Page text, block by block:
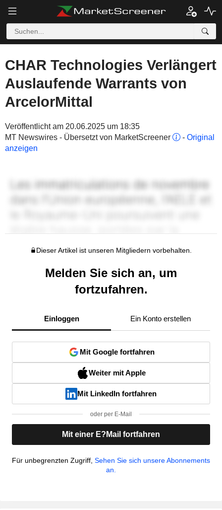
CHAR Technologies Verlängert
Auslaufende Warrants von
ArcelorMittal
Veröffentlicht am 20.06.2025 um 18:35
MT Newswires - Übersetzt von MarketScreener
- Original
anzeigen
Dieser Artikel ist unseren Mitgliedern vorbehalten.
Melden Sie sich an, um
fortzufahren.
Einloggen Ein Konto erstellen
Mit Google fortfahren
Weiter mit Apple
Mit LinkedIn fortfahren
oder per E-Mail
Mit einer E?Mail fortfahren
Für unbegrenzten Zugriff, Sehen Sie sich unsere Abonnements
an.